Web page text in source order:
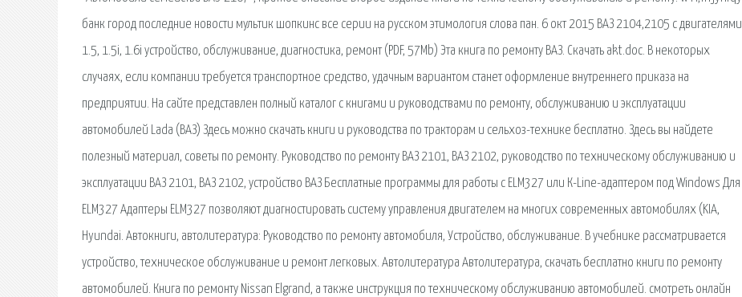
банк город последние новости мультик шопкинс все серии на русском этимология слова пан. 6 окт 2015 ВАЗ 2104,2105 с двигателями
1.5, 1.5i, 1.6i устройство, обслуживание, диагностика, ремонт (PDF, 57Mb) Эта книга по ремонту ВАЗ. Скачать akt.doc. В некоторых
случаях, если компании требуется транспортное средство, удачным вариантом станет оформление внутреннего приказа на
предприятии. На сайте представлен полный каталог с книгами и руководствами по ремонту, обслуживанию и эксплуатации
автомобилей Lada (ВАЗ) Здесь можно скачать книги и руководства по тракторам и сельхоз-технике бесплатно. Здесь вы найдете
полезный материал, советы по ремонту. Руководство по ремонту ВАЗ 2101, ВАЗ 2102, руководство по техническому обслуживанию и
эксплуатации ВАЗ 2101, ВАЗ 2102, устройство ВАЗ Бесплатные программы для работы с ELM327 или К-Line-адаптером под Windows Для
ELM327 Адаптеры ELM327 позволяют диагностировать систему управления двигателем на многих современных автомобилях (KIA,
Hyundai. Автокниги, автолитература: Руководство по ремонту автомобиля, Устройство, обслуживание. В учебнике рассматривается
устройство, техническое обслуживание и ремонт легковых. Автолитература Автолитература, скачать бесплатно книги по ремонту
автомобилей. Книга по ремонту Nissan Elgrand, а также инструкция по техническому обслуживанию автомобилей. смотреть онлайн